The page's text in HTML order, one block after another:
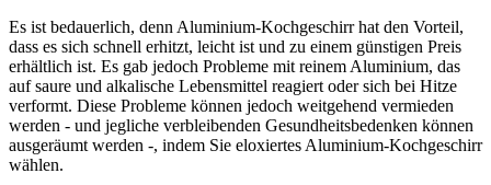
Es ist bedauerlich, denn Aluminium-Kochgeschirr hat den Vorteil,
dass es sich schnell erhitzt, leicht ist und zu einem günstigen Preis
erhältlich ist. Es gab jedoch Probleme mit reinem Aluminium, das
auf saure und alkalische Lebensmittel reagiert oder sich bei Hitze
verformt. Diese Probleme können jedoch weitgehend vermieden
werden - und jegliche verbleibenden Gesundheitsbedenken können
ausgeräumt werden -, indem Sie eloxiertes Aluminium-Kochgeschirr
wählen.